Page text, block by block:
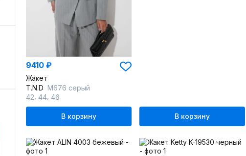
9410 ₽
Жакет
T.N.D М676 серый
42 44 46
В корзину В корзину